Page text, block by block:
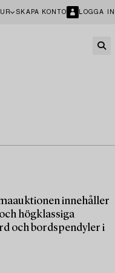
SKAPA KONTO LOGGA IN
innehåller
högklassiga
och bordspendyler i